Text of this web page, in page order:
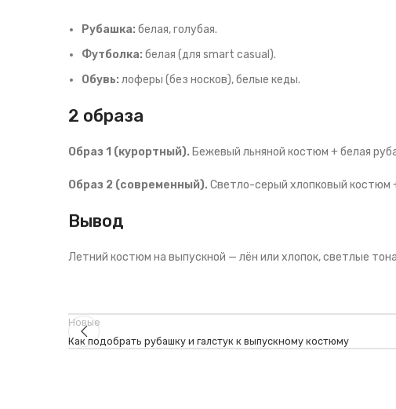
Рубашка: белая, голубая.
Футболка: белая (для smart casual).
Обувь: лоферы (без носков), белые кеды.
2 образа
Образ 1 (курортный). Бежевый льняной костюм + белая
Образ 2 (современный). Светло-серый хлопковый костюм
Вывод
Летний костюм на выпускной — лён или хлопок, светлые
Новые
Как подобрать рубашку и галстук к выпускному костюму